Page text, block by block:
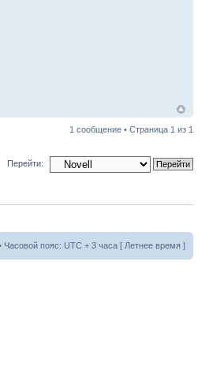
1 сообщение • Страница 1 из 1
Перейти:
Часовой пояс: UTC + 3 часа [ Летнее время ]